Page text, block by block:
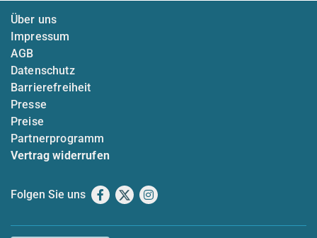
Über uns
Impressum
AGB
Datenschutz
Barrierefreiheit
Presse
Preise
Partnerprogramm
Vertrag widerrufen
Folgen Sie uns Facebook
X Instagram